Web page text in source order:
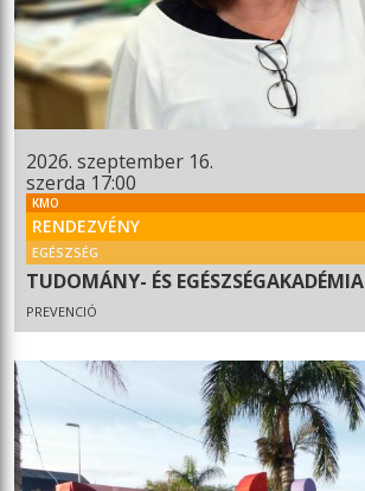
2026. szeptember 16.
szerda 17:00
KMO
RENDEZVÉNY
EGÉSZSÉG
TUDOMÁNY- ÉS EGÉSZSÉGAKADÉMIA
PREVENCIÓ